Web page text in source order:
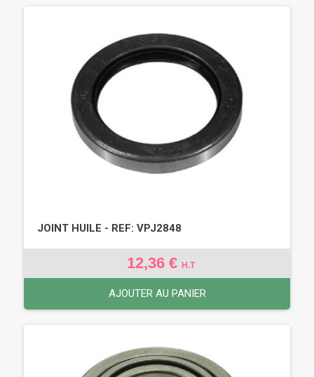
JOINT HUILE - REF: VPJ2848
12,36 € H.T
AJOUTER AU PANIER